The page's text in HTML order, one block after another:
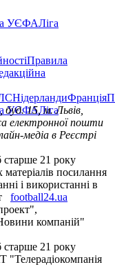
УЄФАЛіга
Правила
НідерландиФранція
УЄФАЛіга
буд. 15, м. Львів,
електронної пошти
медіа в Реєстрі
старше 21 року
посилання
і використанні в
football24.ua
компаній"
старше 21 року
"Телерадіокомпанія